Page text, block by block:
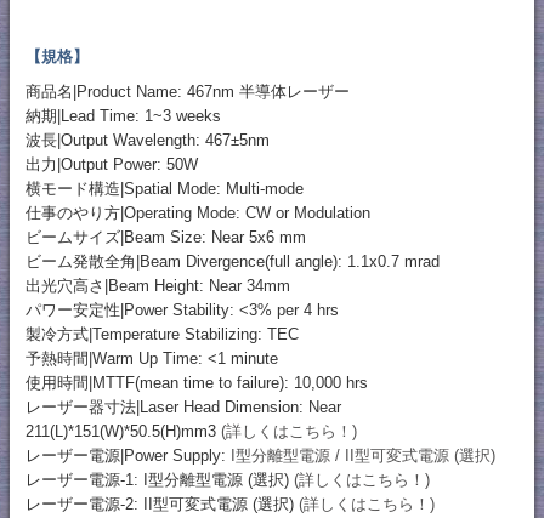
【規格】
商品名|Product Name: 467nm 半導体レーザー
納期|Lead Time: 1~3 weeks
波長|Output Wavelength: 467±5nm
出力|Output Power: 50W
横モード構造|Spatial Mode: Multi-mode
仕事のやり方|Operating Mode: CW or Modulation
ビームサイズ|Beam Size: Near 5x6 mm
ビーム発散全角|Beam Divergence(full angle): 1.1x0.7 mrad
出光穴高さ|Beam Height: Near 34mm
パワー安定性|Power Stability: <3% per 4 hrs
製冷方式|Temperature Stabilizing: TEC
予熱時間|Warm Up Time: <1 minute
使用時間|MTTF(mean time to failure): 10,000 hrs
レーザー器寸法|Laser Head Dimension: Near
211(L)*151(W)*50.5(H)mm3 (詳しくはこちら！)
レーザー電源|Power Supply: I型分離型電源 / II型可変式電源 (選択)
レーザー電源-1: I型分離型電源 (選択) (詳しくはこちら！)
レーザー電源-2: II型可変式電源 (選択) (詳しくはこちら！)